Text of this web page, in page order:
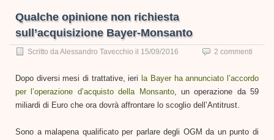
Qualche opinione non richiesta
sull’acquisizione Bayer-Monsanto
Scritto daAlessandro Tavecchio il 15/09/2016 2 commenti
Dopo diversi mesi di trattative, ieri la Bayer ha annunciato l’accordo
per l’operazione d’acquisto della Monsanto, un operazione da 59
miliardi di Euro che ora dovrà affrontare lo scoglio dell’Antitrust.
Sono a malapena qualificato per parlare degli OGM da un punto di